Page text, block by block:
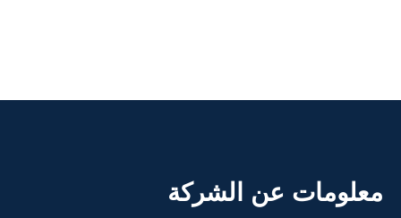
معلومات عن الشركة